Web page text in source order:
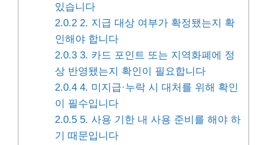
있습니다
2.0.2 2. 지급 대상 여부가 확정됐는지 확
인해야 합니다
2.0.3 3. 카드 포인트 또는 지역화폐에 정
상 반영됐는지 확인이 필요합니다
2.0.4 4. 미지급·누락 시 대처를 위해 확인
이 필수입니다
2.0.5 5. 사용 기한 내 사용 준비를 해야 하
기 때문입니다